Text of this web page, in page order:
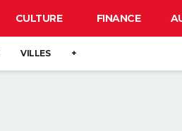
CULTURE FINANCE
VILLES +